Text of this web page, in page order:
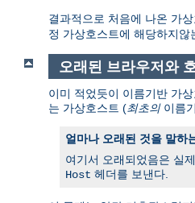
결과적으로 처음에 나온 가
정 가상호스트에 해당하지
오래된 브라우저와
이미 적었듯이 이름기반 가
는 가상호스트 (최초의이름
얼마나 오래된 것을 말하
여기서 오래되었음은 실
Host 헤더를 보낸다.